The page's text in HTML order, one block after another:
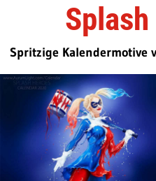
Spritzige Kalendermotive